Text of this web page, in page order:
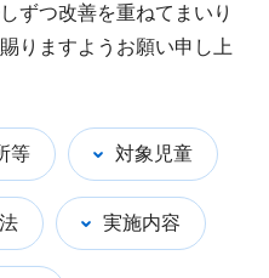
ずつ改善を重ねてまいり
りますようお願い申し上
等 対象児童
実施内容